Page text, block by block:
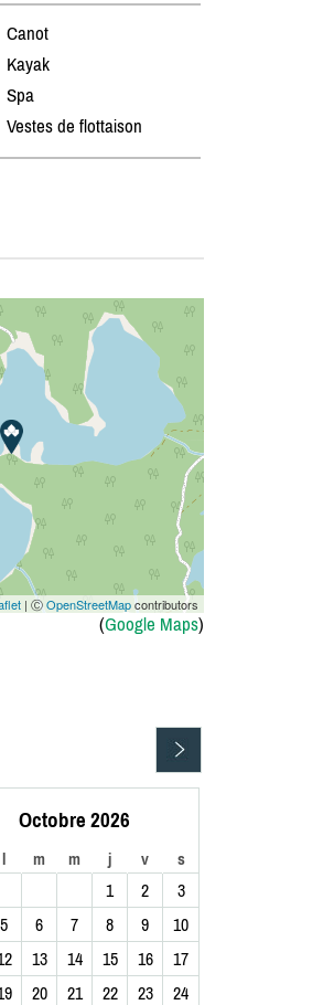
Canot
Kayak
Spa
Vestes de flottaison
| ⒸOpenStreetMapcontributors
(Google Maps)
Octobre 2026
l m m j v s
1 2
3
5 6 7 8 9
10
13 14 15 16
17
20 21 22 23
24